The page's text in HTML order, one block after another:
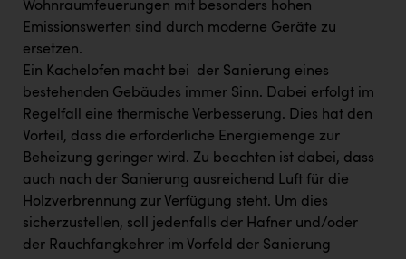
Wohnraumfeuerungen mit besonders hohen
Emissionswerten sind durch moderne Geräte zu
ersetzen.
Ein Kachelofen macht bei der Sanierung eines
bestehenden Gebäudes immer Sinn. Dabei erfolgt im
Regelfall eine thermische Verbesserung. Dies hat den
Vorteil, dass die erforderliche Energiemenge zur
Beheizung geringer wird. Zu beachten ist dabei, dass
auch nach der Sanierung ausreichend Luft für die
Holzverbrennung zur Verfügung steht. Um dies
sicherzustellen, soll jedenfalls der Hafner und/oder
der Rauchfangkehrer im Vorfeld der Sanierung